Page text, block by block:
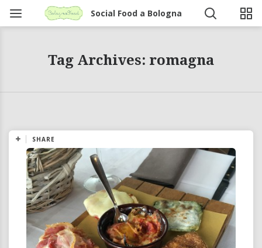
Social Food a Bologna
Tag Archives: romagna
SHARE